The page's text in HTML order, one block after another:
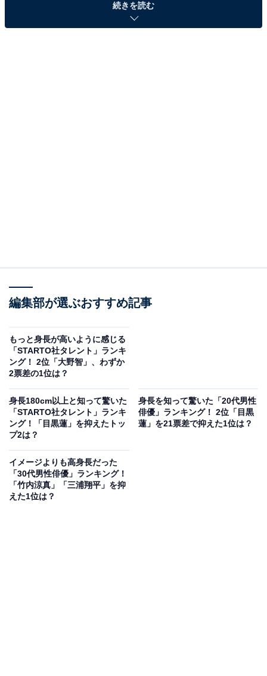
ルとしても活躍。俳優業では2026年4月公開の映画
ッション関連では世界的ブランドの「FENDI（フェンデ
ィ）」や「BVLGARI（ブルカリ）」のアンバサダーにも
起用されています。身長は185cmと抜群のプロポーショ
たせています。
アンケートでは、「185cmの高身長に加えて小さな顔、
な衣装も抜群の着こなしで見事に魅せ、ただ立っている
だけでも映画のワンシーンのように絵になるスタイルの
美しさが際立つ」（60代男性／大阪府）、「スタイルが
続きを読む
編集部が選ぶおすすめ記事
もっと身長が高いように感じる
「STARTO社タレント」ランキ
ング！ 2位「大野智」、わずか
2票差の1位は？
身長180cm以上と知って驚いた
「STARTO社タレント」ランキ
ング！「目黒蓮」を抑えたトッ
プ2は？
身長を知って驚いた「20代男性
俳優」ランキング！ 2位「目黒
蓮」を21票差で抑えた1位は？
イメージよりも高身長だった
「30代男性俳優」ランキング！
「竹内涼真」「三浦翔平」を抑
えた1位は？